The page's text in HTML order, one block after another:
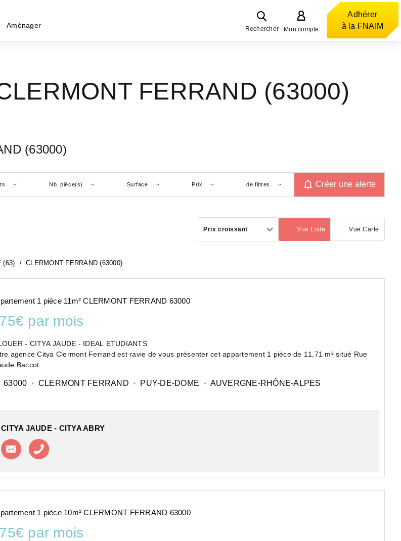
Aménager Rechercher Mon compte
Adhérer
à la FNAIM
FERRAND (63000)
(63000)
Nb. pièce(s) Surface Prix de filtres Créer une alerte
Prix croissant Vue Liste
(activé) Vue Carte
(63) CLERMONT FERRAND (63000)
1 pièce 11m² CLERMONT FERRAND 63000
par mois
- CITYA JAUDE - IDEAL ETUDIANTS
agence Citya Clermont Ferrand est ravie de vous présenter cet appartement 1 pièce de 11,71 m² situé Rue
Baccot.
...
63000 CLERMONT FERRAND PUY-DE-DOME AUVERGNE-RHÔNE-ALPES
CITYA JAUDE - CITYA ABRY
Contacter l'agence
1 pièce 10m² CLERMONT FERRAND 63000
par mois